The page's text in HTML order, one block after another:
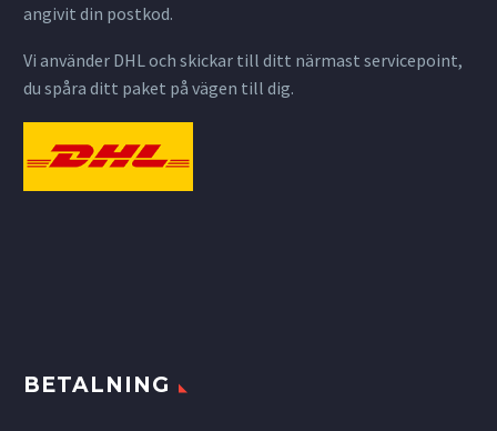
angivit din postkod.
Vi använder DHL och skickar till ditt närmast servicepoint,
du spåra ditt paket på vägen till dig.
BETALNING